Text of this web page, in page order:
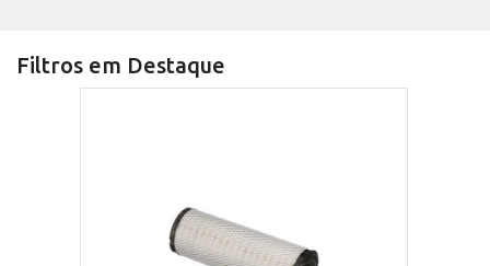
Filtros em Destaque